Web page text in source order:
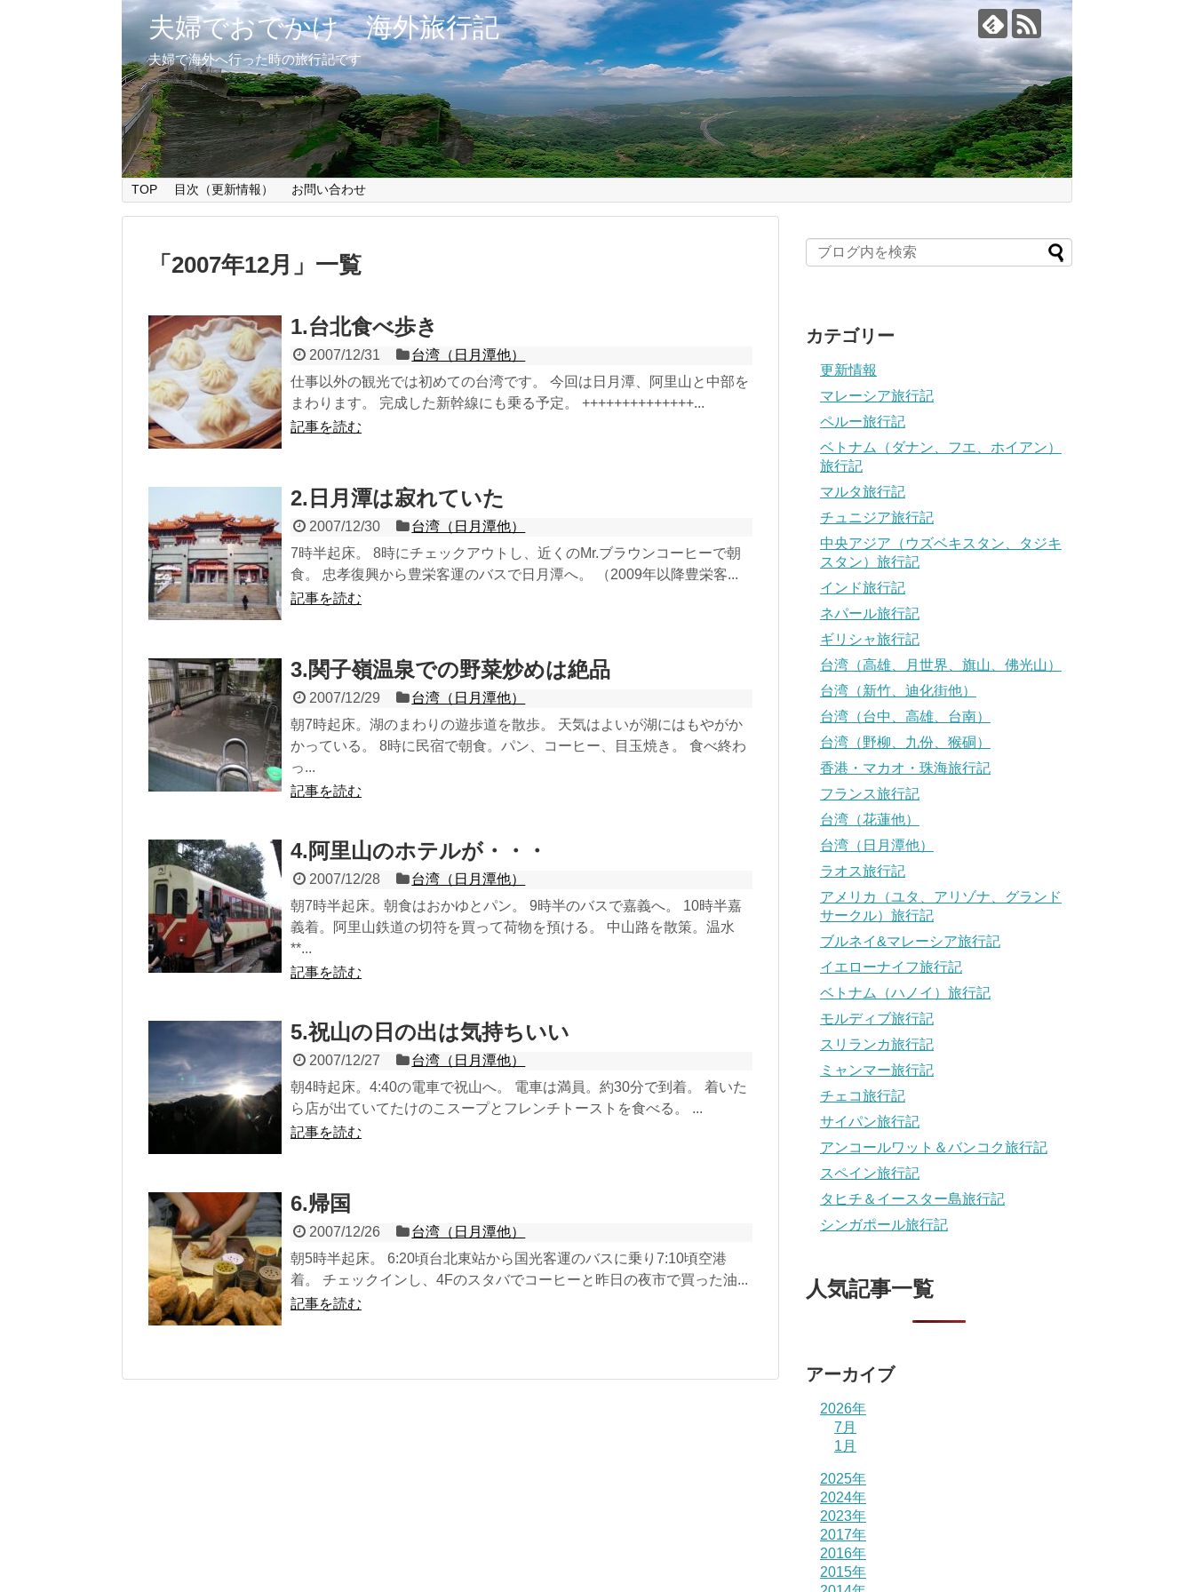
夫婦でおでかけ 海外旅行記
夫婦で海外へ行った時の旅行記です
TOP 目次（更新情報） お問い合わせ
「 2007年12月 」 一覧
1.台北食べ歩き
2007/12/31
台湾（日月潭他）
仕事以外の観光では初めての台湾です。 今回は日月潭、阿里山と中部を
まわります。 完成した新幹線にも乗る予定。 ++++++++++++++...
記事を読む
2.日月潭は寂れていた
2007/12/30
台湾（日月潭他）
7時半起床。 8時にチェックアウトし、近くのMr.ブラウンコーヒーで朝
食。 忠孝復興から豊栄客運のバスで日月潭へ。 （2009年以降豊栄客...
記事を読む
3.関子嶺温泉での野菜炒めは絶品
2007/12/29
台湾（日月潭他）
朝7時起床。湖のまわりの遊歩道を散歩。 天気はよいが湖にはもやがか
かっている。 8時に民宿で朝食。パン、コーヒー、目玉焼き。 食べ終わ
っ...
記事を読む
4.阿里山のホテルが・・・
2007/12/28
台湾（日月潭他）
朝7時半起床。朝食はおかゆとパン。 9時半のバスで嘉義へ。 10時半嘉
義着。阿里山鉄道の切符を買って荷物を預ける。 中山路を散策。温水
**...
記事を読む
5.祝山の日の出は気持ちいい
2007/12/27
台湾（日月潭他）
朝4時起床。4:40の電車で祝山へ。 電車は満員。約30分で到着。 着いた
ら店が出ていてたけのこスープとフレンチトーストを食べる。 ...
記事を読む
6.帰国
2007/12/26
台湾（日月潭他）
朝5時半起床。 6:20頃台北東站から国光客運のバスに乗り7:10頃空港
着。 チェックインし、4Fのスタバでコーヒーと昨日の夜市で買った油...
記事を読む
カテゴリー
更新情報
マレーシア旅行記
ペルー旅行記
ベトナム（ダナン、フエ、ホイアン）
旅行記
マルタ旅行記
チュニジア旅行記
中央アジア（ウズベキスタン、タジキ
スタン）旅行記
インド旅行記
ネパール旅行記
ギリシャ旅行記
台湾（高雄、月世界、旗山、佛光山）
台湾（新竹、迪化街他）
台湾（台中、高雄、台南）
台湾（野柳、九份、猴硐）
香港・マカオ・珠海旅行記
フランス旅行記
台湾（花蓮他）
台湾（日月潭他）
ラオス旅行記
アメリカ（ユタ、アリゾナ、グランド
サークル）旅行記
ブルネイ&マレーシア旅行記
イエローナイフ旅行記
ベトナム（ハノイ）旅行記
モルディブ旅行記
スリランカ旅行記
ミャンマー旅行記
チェコ旅行記
サイパン旅行記
アンコールワット＆バンコク旅行記
スペイン旅行記
タヒチ＆イースター島旅行記
シンガポール旅行記
人気記事一覧
アーカイブ
2026年
7月
1月
2025年
2024年
2023年
2017年
2016年
2015年